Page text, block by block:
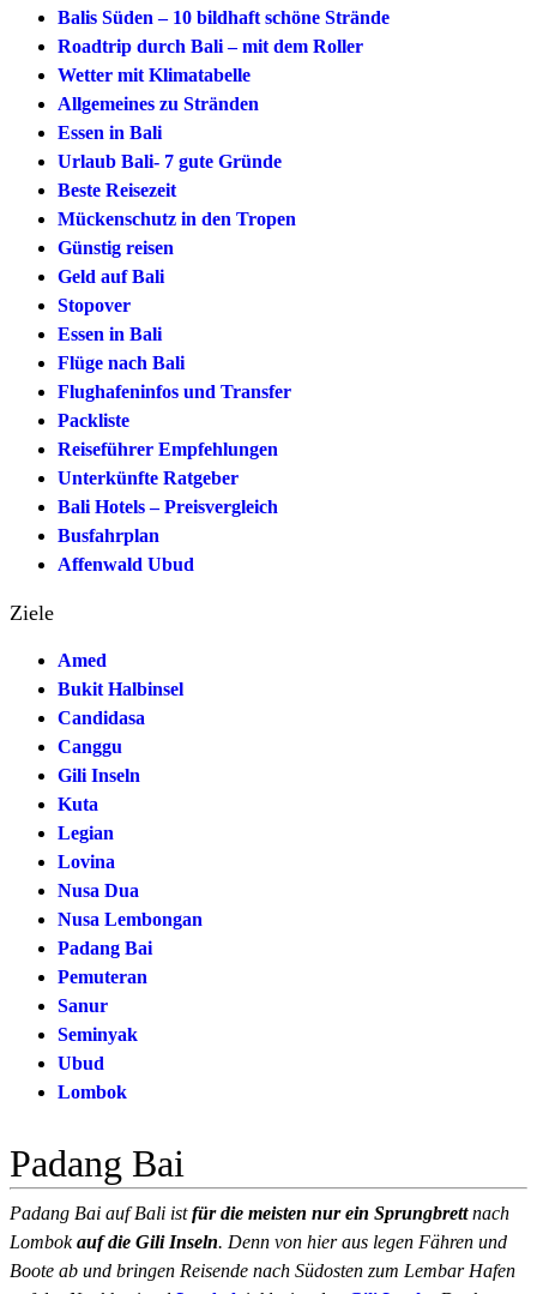
Balis Süden – 10 bildhaft schöne Strände
Roadtrip durch Bali – mit dem Roller
Wetter mit Klimatabelle
Allgemeines zu Stränden
Essen in Bali
Urlaub Bali- 7 gute Gründe
Beste Reisezeit
Mückenschutz in den Tropen
Günstig reisen
Geld auf Bali
Stopover
Essen in Bali
Flüge nach Bali
Flughafeninfos und Transfer
Packliste
Reiseführer Empfehlungen
Unterkünfte Ratgeber
Bali Hotels – Preisvergleich
Busfahrplan
Affenwald Ubud
Ziele
Amed
Bukit Halbinsel
Candidasa
Canggu
Gili Inseln
Kuta
Legian
Lovina
Nusa Dua
Nusa Lembongan
Padang Bai
Pemuteran
Sanur
Seminyak
Ubud
Lombok
Padang Bai
Padang Bai auf Bali istfür die meisten nur ein Sprungbrettnach
Lombokauf die Gili Inseln. Denn von hier aus legen Fähren und
Boote ab und bringen Reisende nach Südosten zum Lembar Hafen